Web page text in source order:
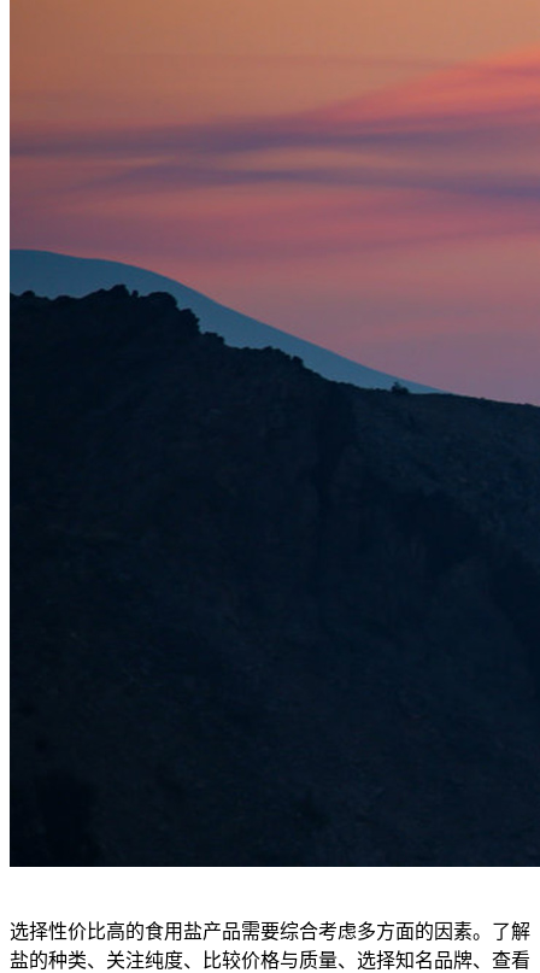
选择性价比高的食用盐产品需要综合考虑多方面的因素。了解
盐的种类、关注纯度、比较价格与质量、选择知名品牌、查看